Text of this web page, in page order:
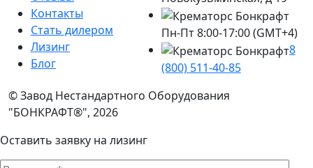
Контакты
Стать дилером
Лизинг
Блог
Пн-Пт 8:00-17:00 (GMT+4)
8
(800) 511-40-85
© Завод Нестандартного Оборудования
"БОНКРАФТ®", 2026
Оставить заявку на лизинг